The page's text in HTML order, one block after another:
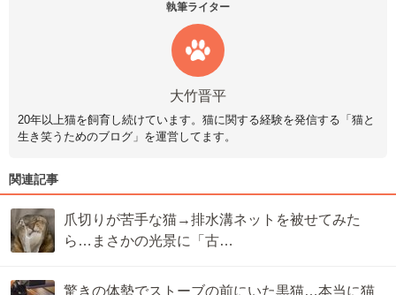
執筆ライター
大竹晋平
20年以上猫を飼育し続けています。猫に関する経験を発信する「猫と
生き笑うためのブログ」を運営してます。
関連記事
爪切りが苦手な猫→排水溝ネットを被せてみた
ら…まさかの光景に「古…
驚きの体勢でストーブの前にいた黒猫…本当に猫